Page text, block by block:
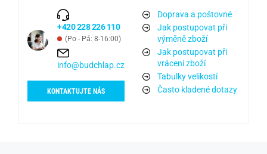
+420 228 226 110
(Po - Pá: 8-16:00)
info@budchlap.cz
KONTAKTUJTE NÁS
Doprava a poštovné
Jak postupovat při
výměně zboží
Jak postupovat při
vrácení zboží
Tabulky velikostí
Často kladené dotazy